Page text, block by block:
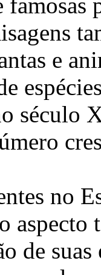
e
século
no
de